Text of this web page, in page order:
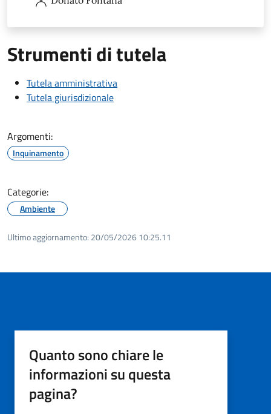
Strumenti di tutela
Tutela amministrativa
Tutela giurisdizionale
Argomenti:
Inquinamento
Categorie:
Ambiente
Ultimo aggiornamento: 20/05/2026 10:25.11
Quanto sono chiare le
informazioni su questa
pagina?